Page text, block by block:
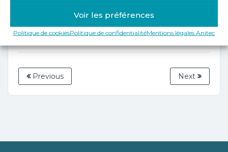
Voir les préférences
Politique de cookiesPolitique de confidentialitéMentions légales Anitec
Previous Next